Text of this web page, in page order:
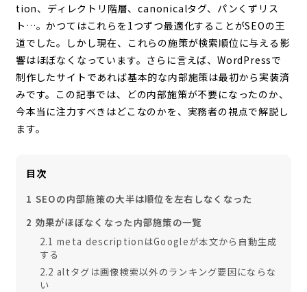
tion、ディレクトリ階層、canonicalタグ、パンくずリス
ト…。かつてはこれらを1つずつ最適化することがSEOの王
道でした。しかし現在、これらの施策が検索順位に与える影
響はほぼなくなっています。さらに言えば、WordPressで
制作したサイトであれば基本的な内部施策は最初から実装済
みです。この記事では、どの内部施策が不要になったのか、
今本当に注力すべきはどこなのかを、実務者の視点で解説し
ます。
目次
1 SEOの内部施策の大半は順位を左右しなくなった
2 効果がほぼなくなった内部施策の一覧
2.1 meta descriptionはGoogleが本文から自動生成
する
2.2 altタグは画像検索以外のランキング要因にならな
い